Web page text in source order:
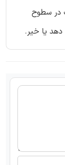
در سطوح
یا خیر.